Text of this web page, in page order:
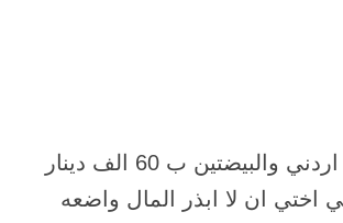
…ب 20 دينار اردني والبيضتين ب 60 الف دينار
اختي ان لا ابذر المال واضعه